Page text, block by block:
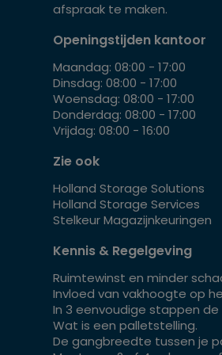
afspraak te maken.
Openingstijden kantoor
Maandag: 08:00 - 17:00
Dinsdag: 08:00 - 17:00
Woensdag: 08:00 - 17:00
Donderdag: 08:00 - 17:00
Vrijdag: 08:00 - 16:00
Zie ook
Holland Storage Solutions
Holland Storage Services
Stelkeur Magazijnkeuringen
Kennis & Regelgeving
Ruimtewinst en minder
Invloed van vakhoogte op
In 3 eenvoudige stappen
Wat is een palletstelling.
De gangbreedte tussen je